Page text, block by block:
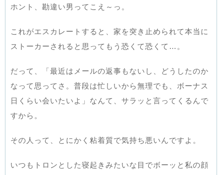
ホント、勘違い男ってこえ～っ。
これがエスカレートすると、家を突き止められて本当に
ストーカーされると思ってもう恐くて恐くて…。
だって、「最近はメールの返事もないし、どうしたのか
なって思ってさ。普段は忙しいから無理でも、ボーナス
日くらい会いたいよ」なんて、サラッと言ってくるんで
すから。
その人って、とにかく粘着質で気持ち悪いんですよ。
いつもトロンとした寝起きみたいな目でボーッと私の顔